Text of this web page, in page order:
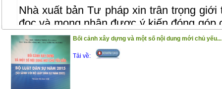
Nhà xuất bản Tư pháp xin trân trọng giới
đọc và mong nhận được ý kiến đóng góp
được hoàn thiện hơn trong lần tái bản
Bối cảnh xây dựng và một số nội dung mới chủ yếu...
Tải về: